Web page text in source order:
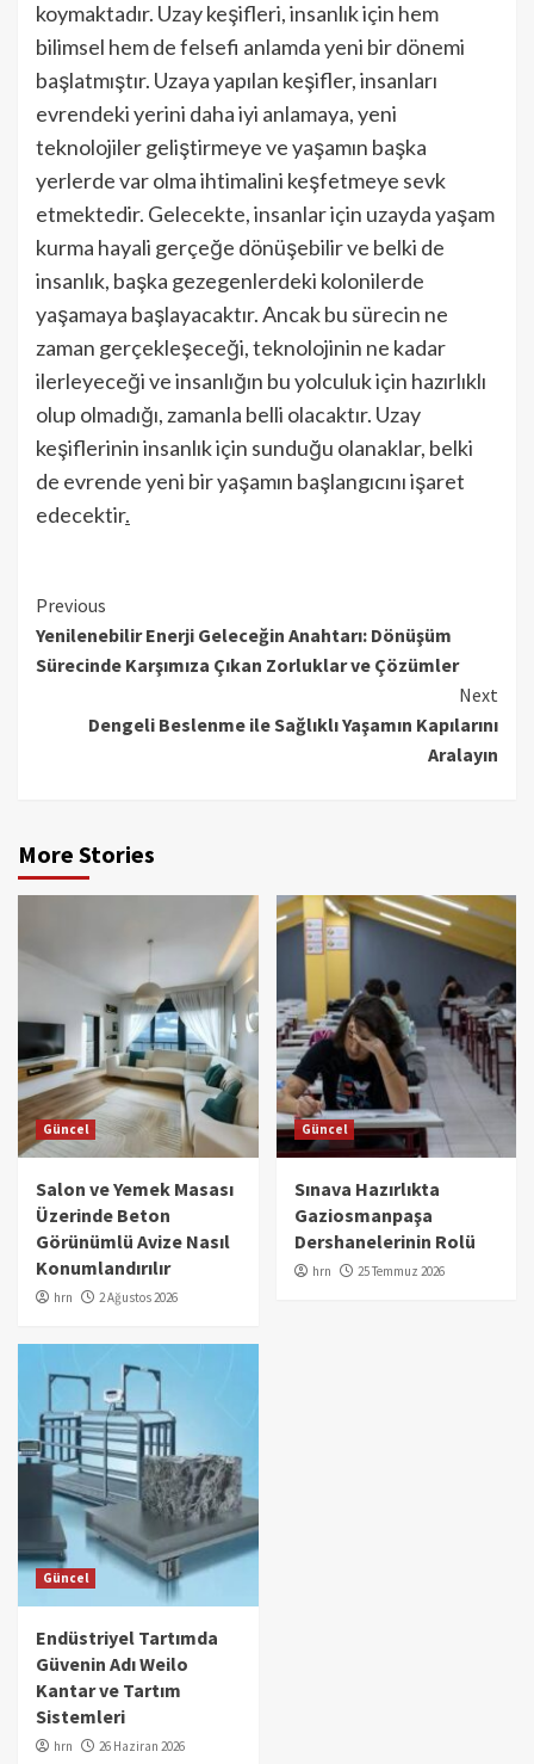
koymaktadır. Uzay keşifleri, insanlık için hem
bilimsel hem de felsefi anlamda yeni bir dönemi
başlatmıştır. Uzaya yapılan keşifler, insanları
evrendeki yerini daha iyi anlamaya, yeni
teknolojiler geliştirmeye ve yaşamın başka
yerlerde var olma ihtimalini keşfetmeye sevk
etmektedir. Gelecekte, insanlar için uzayda yaşam
kurma hayali gerçeğe dönüşebilir ve belki de
insanlık, başka gezegenlerdeki kolonilerde
yaşamaya başlayacaktır. Ancak bu sürecin ne
zaman gerçekleşeceği, teknolojinin ne kadar
ilerleyeceği ve insanlığın bu yolculuk için hazırlıklı
olup olmadığı, zamanla belli olacaktır. Uzay
keşiflerinin insanlık için sunduğu olanaklar, belki
de evrende yeni bir yaşamın başlangıcını işaret
edecektir.
Continue
Reading
Previous
Yenilenebilir Enerji Geleceğin Anahtarı: Dönüşüm
Sürecinde Karşımıza Çıkan Zorluklar ve Çözümler
Next
Dengeli Beslenme ile Sağlıklı Yaşamın Kapılarını
Aralayın
More Stories
Güncel
Salon ve Yemek Masası
Üzerinde Beton
Görünümlü Avize Nasıl
Konumlandırılır
hrn 2 Ağustos 2026
Güncel
Sınava Hazırlıkta
Gaziosmanpaşa
Dershanelerinin Rolü
hrn 25 Temmuz 2026
Güncel
Endüstriyel Tartımda
Güvenin Adı Weilo
Kantar ve Tartım
Sistemleri
hrn 26 Haziran 2026